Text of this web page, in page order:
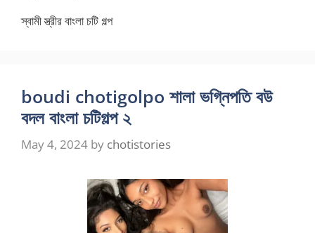
স্বামী স্ত্রীর বাংলা চটি গল্প
boudi chotigolpo শালা ভগ্নিপতি বউ
বদল বাংলা চটিগল্প ২
May 4, 2024 by chotistories